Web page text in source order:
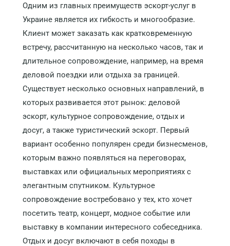
Одним из главных преимуществ эскорт-услуг в
Украине является их гибкость и многообразие.
Клиент может заказать как кратковременную
встречу, рассчитанную на несколько часов, так и
длительное сопровождение, например, на время
деловой поездки или отдыха за границей.
Существует несколько основных направлений, в
которых развивается этот рынок: деловой
эскорт, культурное сопровождение, отдых и
досуг, а также туристический эскорт. Первый
вариант особенно популярен среди бизнесменов,
которым важно появляться на переговорах,
выставках или официальных мероприятиях с
элегантным спутником. Культурное
сопровождение востребовано у тех, кто хочет
посетить театр, концерт, модное событие или
выставку в компании интересного собеседника.
Отдых и досуг включают в себя походы в